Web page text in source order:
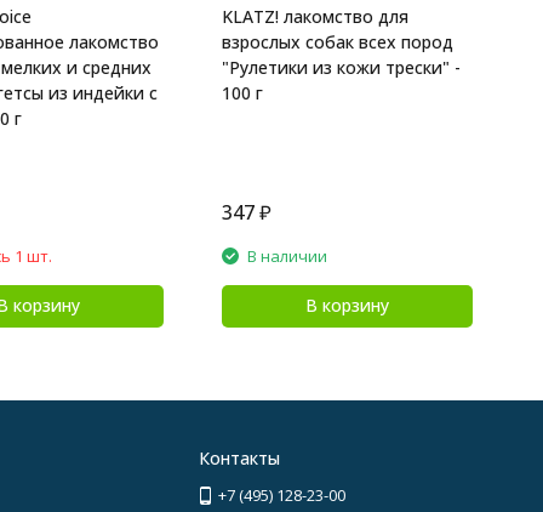
лакомство
и средних
из индейки с
г
1 шт.
корзину
KLATZ! лакомство для
взрослых собак всех пород
"Рулетики из кожи трески" -
100 г
347₽
В наличии
В корзину
Контакты
+7 (495) 128-23-00